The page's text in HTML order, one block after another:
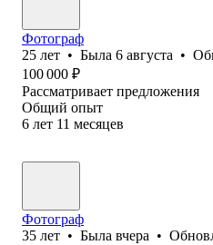
Фотограф
25 лет • Была 6 августа •
100 000 ₽
Рассматривает предложения
Общий опыт
6 лет 11 месяцев
Фотограф
35 лет • Была вчера •